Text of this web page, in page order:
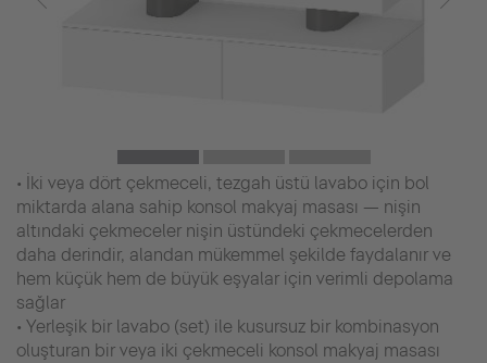
• İki veya dört çekmeceli, tezgah üstü lavabo için bol
miktarda alana sahip konsol makyaj masası — nişin
altındaki çekmeceler nişin üstündeki çekmecelerden
daha derindir, alandan mükemmel şekilde faydalanır ve
hem küçük hem de büyük eşyalar için verimli depolama
sağlar
• Yerleşik bir lavabo (set) ile kusursuz bir kombinasyon
oluşturan bir veya iki çekmeceli konsol makyaj masası